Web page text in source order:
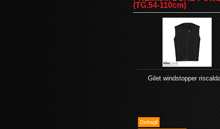
(TG.54-110cm)
Gilet windstopper